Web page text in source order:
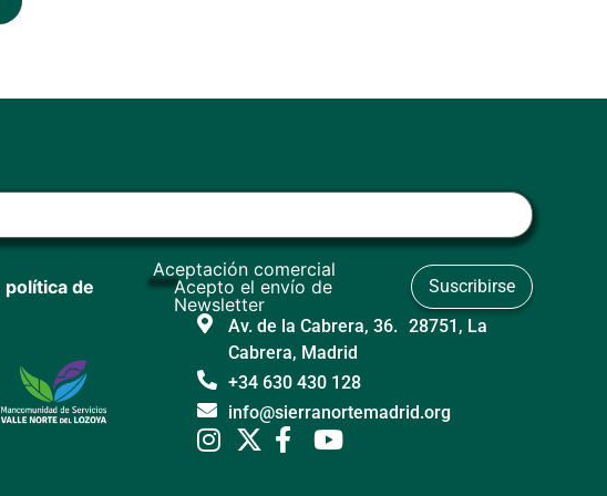
política de
Aceptación comercial
Acepto el envío de
Newsletter
Av. de la Cabrera, 36. 28751, La
Cabrera, Madrid
+34 630 430 128
info@sierranortemadrid.org